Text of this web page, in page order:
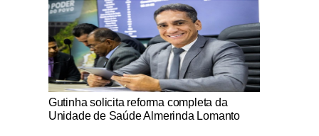
Notícias Católicas
Gutinha solicita reforma completa da
Unidade de Saúde Almerinda Lomanto